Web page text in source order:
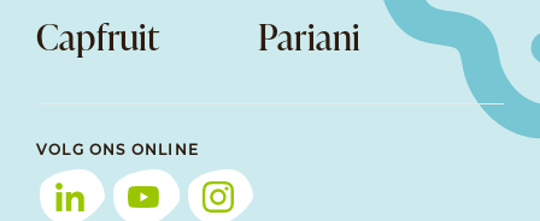
Capfruit
Pariani
VOLG ONS ONLINE